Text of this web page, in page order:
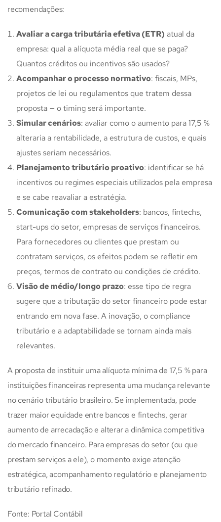
recomendações:
Avaliar a carga tributária efetiva (ETR) atual da
empresa: qual a alíquota média real que se paga?
Quantos créditos ou incentivos são usados?
Acompanhar o processo normativo: fiscais, MPs,
projetos de lei ou regulamentos que tratem dessa
proposta — o timing será importante.
Simular cenários: avaliar como o aumento para 17,5 %
alteraria a rentabilidade, a estrutura de custos, e quais
ajustes seriam necessários.
Planejamento tributário proativo: identificar se há
incentivos ou regimes especiais utilizados pela empresa
e se cabe reavaliar a estratégia.
Comunicação com stakeholders: bancos, fintechs,
start-ups do setor, empresas de serviços financeiros.
Para fornecedores ou clientes que prestam ou
contratam serviços, os efeitos podem se refletir em
preços, termos de contrato ou condições de crédito.
Visão de médio/longo prazo: esse tipo de regra
sugere que a tributação do setor financeiro pode estar
entrando em nova fase. A inovação, o compliance
tributário e a adaptabilidade se tornam ainda mais
relevantes.
A proposta de instituir uma alíquota mínima de 17,5 % para
instituições financeiras representa uma mudança relevante
no cenário tributário brasileiro. Se implementada, pode
trazer maior equidade entre bancos e fintechs, gerar
aumento de arrecadação e alterar a dinâmica competitiva
do mercado financeiro. Para empresas do setor (ou que
prestam serviços a ele), o momento exige atenção
estratégica, acompanhamento regulatório e planejamento
tributário refinado.
Fonte: Portal Contábil